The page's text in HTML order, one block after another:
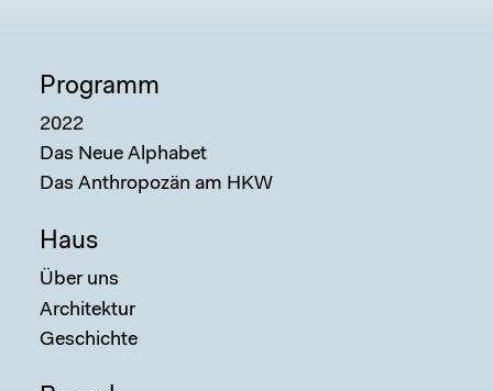
Programm
2022
Das Neue Alphabet
Das Anthropozän am HKW
Haus
Über uns
Architektur
Geschichte